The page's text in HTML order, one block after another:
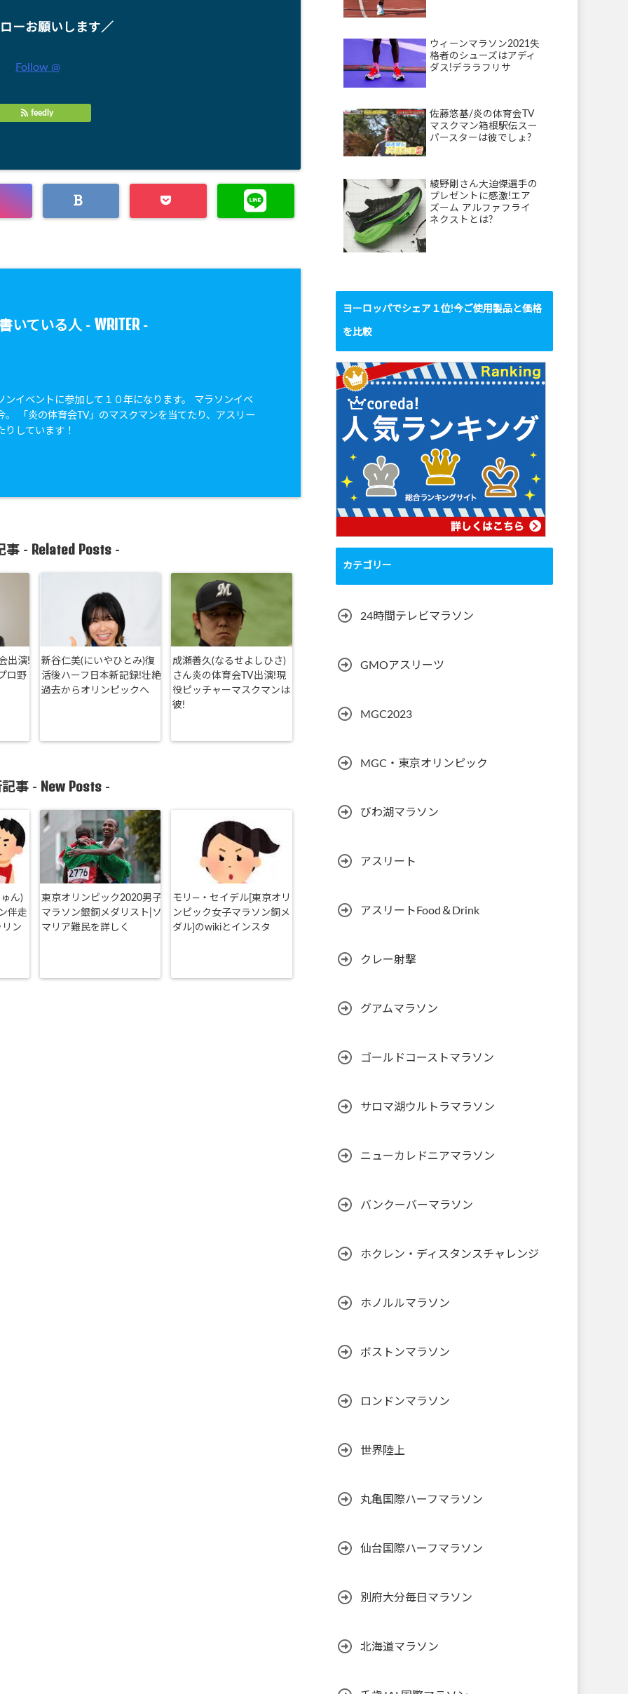
ーお願いします／
Follow @
feedly
いている人 - WRITER-
ンイベントに参加して１０年になります。 マラソンイベ
。 「炎の体育会TV」のマスクマンを当てたり、アスリー
りしています！
事 - Related Posts-
出演!
ロ野
新谷仁美(にいやひとみ)復
活後ハーフ日本新記録!壮絶
過去からオリンピックへ
成瀬善久(なるせよしひさ)
さん炎の体育会TV出演!現
役ピッチャーマスクマンは
彼!
事 - New Posts -
ん)
伴走
ン
東京オリンピック2020男子
マラソン銀銅メダリスト|ソ
マリア難民を詳しく
モリ―・セイデル[東京オリ
ンピック女子マラソン銅メ
ダル]のwikiとインスタ
ウィーンマラソン2021失
格者のシューズはアディ
ダス!デララフリサ
佐藤悠基/炎の体育会TV
マスクマン箱根駅伝スー
パースターは彼でしょ?
綾野剛さん大迫傑選手の
プレゼントに感激!エア
ズーム アルファフライ
ネクストとは?
ヨーロッパでシェア１位!今ご使用製品と価格
を比較
カテゴリー
24時間テレビマラソン
GMOアスリーツ
MGC2023
MGC・東京オリンピック
びわ湖マラソン
アスリート
アスリートFood＆Drink
クレー射撃
グアムマラソン
ゴールドコーストマラソン
サロマ湖ウルトラマラソン
ニューカレドニアマラソン
バンクーバーマラソン
ホクレン・ディスタンスチャレンジ
ホノルルマラソン
ボストンマラソン
ロンドンマラソン
世界陸上
丸亀国際ハーフマラソン
仙台国際ハーフマラソン
別府大分毎日マラソン
北海道マラソン